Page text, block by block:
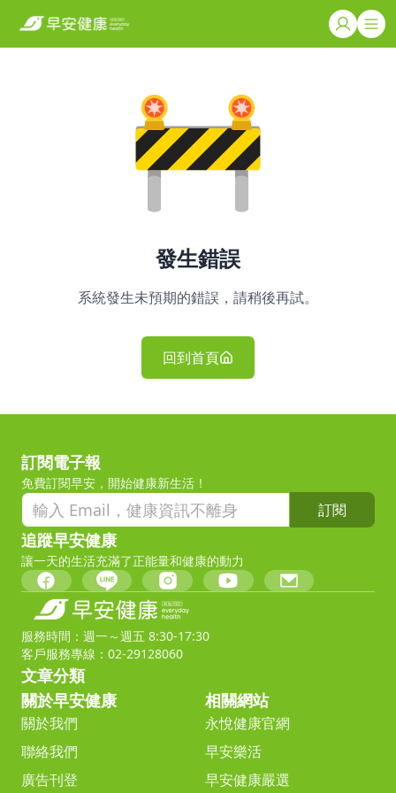
發生錯誤
系統發生未預期的錯誤，請稍後再試。
回到首頁
訂閱電子報
免費訂閱早安，開始健康新生活！
訂閱
追蹤早安健康
讓一天的生活充滿了正能量和健康的動力
服務時間：週一～週五 8:30-17:30
客戶服務專線：02-29128060
文章分類
關於早安健康
關於我們
聯絡我們
廣告刊登
相關網站
永悅健康官網
早安樂活
早安健康嚴選